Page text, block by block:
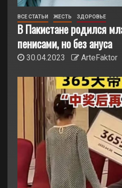
ВСЕ СТАТЬИ ЖЕСТЬ ЗДОРОВЬЕ
В Пакистане родился
пенисами, но без ануса
30.04.2023 ArteFaktor